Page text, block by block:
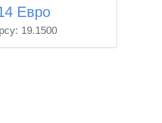
Евро
19.1500